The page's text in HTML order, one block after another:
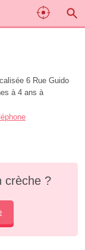
6 Rue Guido
à 4 ans à
crèche ?